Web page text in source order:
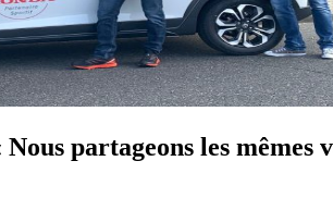
partageons les mêmes